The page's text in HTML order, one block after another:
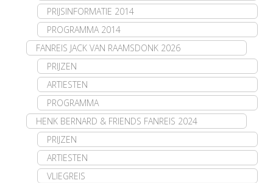
PRIJSINFORMATIE 2014
PROGRAMMA 2014
FANREIS JACK VAN RAAMSDONK 2026
PRIJZEN
ARTIESTEN
PROGRAMMA
HENK BERNARD & FRIENDS FANREIS 2024
PRIJZEN
ARTIESTEN
VLIEGREIS